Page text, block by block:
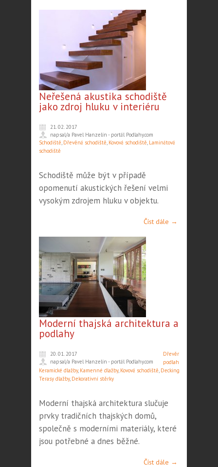
Neřešená akustika schodiště
jako zdroj hluku v interiéru
21. 02. 2017
napsal/a Pavel Hanzelín - portál Podlahy.com
Schodiště, Dřevěná schodiště, Kovová schodiště, Laminátová
schodiště
Schodiště může být v případě
opomenutí akustických řešení velmi
vysokým zdrojem hluku v objektu.
Číst dále →
Moderní thajská architektura a
podlahy
20. 01. 2017
napsal/a Pavel Hanzelín - portál Podlahy.com
Dřevěné
podlahy
Keramické dlažby, Kamenné dlažby, Kovová schodiště, Decking
Terasy dlažby, Dekorativní stěrky
Moderní thajská architektura slučuje
prvky tradičních thajských domů,
společně s moderními materiály, které
jsou potřebné a dnes běžné.
Číst dále →